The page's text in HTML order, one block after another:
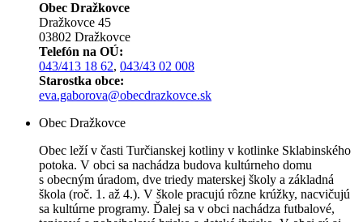
Obec Dražkovce
Dražkovce 45
03802 Dražkovce
Telefón na OÚ:
043/413 18 62, 043/43 02 008
Starostka obce:
eva.gaborova@obecdrazkovce.sk
Obec Dražkovce
Obec leží v časti Turčianskej kotliny v kotlinke Sklabinského
potoka. V obci sa nachádza budova kultúrneho domu
s obecným úradom, dve triedy materskej školy a základná
škola (roč. 1. až 4.). V škole pracujú rôzne krúžky, nacvičujú
sa kultúrne programy. Ďalej sa v obci nachádza futbalové,